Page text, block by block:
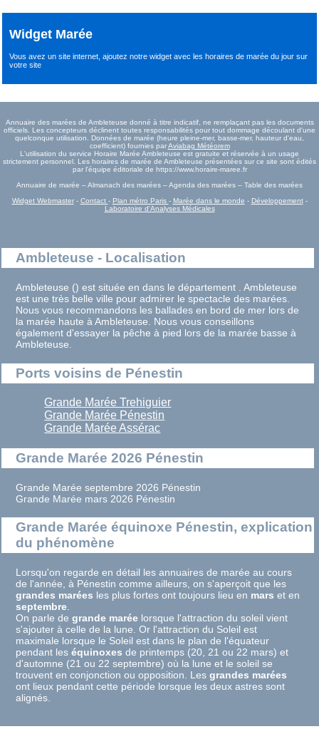
Widget Marée
Vous avez un site internet,ajoutez notre widget avec les horaires de marée du joursur
votre site
Annuaire des marées de Ambleteuse donné à titre indicatif, ne remplaçant pas les documents
officiels. Les concepteurs déclinent toutes responsabilités pour tout dommage découlant d'une
quelconque utilisation. Données de marée (heure pleine-mer, basse-mer, hauteur d'eau,
coefficient) fournies parAviabag Météorem
L'utilisation du service Horaire Marée Ambleteuse est gratuite et réservée à un usage
strictement personnel. Les horaires de marée de Ambleteuse présentées sur ce site sont édités
par l'équipe éditoriale de https://www.horaire-maree.fr
Annuaire de marée – Almanach des marées – Agenda des marées – Table des marées
Widget Webmaster- Contact - Plan métro Paris - Marée dans le monde - Développement-
Laboratoire d'Analyses Médicales
Ambleteuse - Localisation
Ambleteuse () est située en dans le département . Ambleteuse
est une très belle ville pour admirer le spectacle des marées.
Nous vous recommandons les ballades en bord de mer lors de
la marée haute à Ambleteuse. Nous vous conseillons
également d'essayer la pêche à pied lors de la marée basse à
Ambleteuse.
Ports voisins de Pénestin
Grande Marée Trehiguier
Grande Marée Pénestin
Grande Marée Assérac
Grande Marée 2026 Pénestin
Grande Marée septembre 2026 Pénestin
Grande Marée mars 2026 Pénestin
Grande Marée équinoxe Pénestin, explication
du phénomène
Lorsqu'on regarde en détail les annuaires de marée au cours
de l'année, à Pénestin comme ailleurs, on s'aperçoit que les
grandes marées les plus fortes ont toujours lieu en mars et en
septembre
On parle degrande marée lorsque l'attraction du soleil vient
s'ajouter à celle de la lune. Or l'attraction du Soleil est
maximale lorsque le Soleil est dans le plan de l'équateur
pendant leséquinoxes de printemps (20, 21 ou 22 mars) et
d'automne (21 ou 22 septembre) où la lune et le soleil se
trouvent en conjonction ou opposition. Lesgrandes marées
ont lieux pendant cette période lorsque les deux astres sont
alignés.